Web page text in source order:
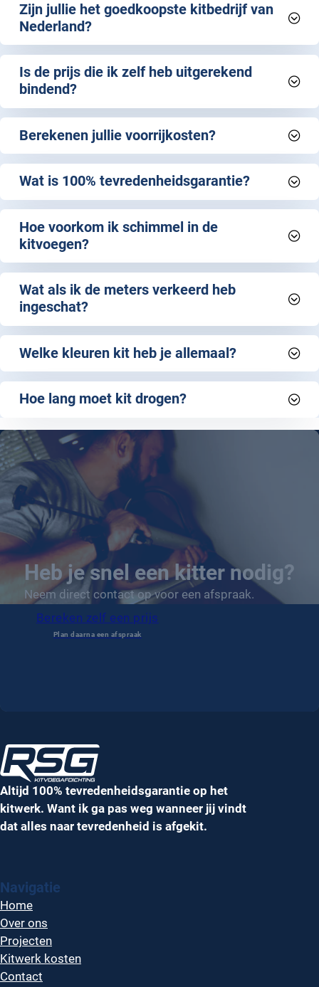
Zijn jullie het goedkoopste kitbedrijf van
Nederland?
Is de prijs die ik zelf heb uitgerekend
bindend?
Berekenen jullie voorrijkosten?
Wat is 100% tevredenheidsgarantie?
Hoe voorkom ik schimmel in de
kitvoegen?
Wat als ik de meters verkeerd heb
ingeschat?
Welke kleuren kit heb je allemaal?
Hoe lang moet kit drogen?
Heb je snel een kitter nodig?
Neem direct contact op voor een afspraak.
Bereken zelf een prijs
Altijd 100% tevredenheidsgarantie op het
kitwerk. Want ik ga pas weg wanneer jij vindt
dat alles naar tevredenheid is afgekit.
Navigatie
Home
Over ons
Projecten
Kitwerk kosten
Contact